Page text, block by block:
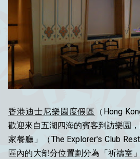
香港迪士尼樂園度假區
（Hong
歡迎來自五湖四海的賓客到訪樂園
家餐廳」（The Explorer's Club
區內的大部分位置劃分為「祈禱室